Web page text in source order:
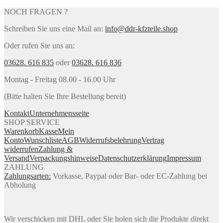
NOCH FRAGEN ?
Schreiben Sie uns eine Mail an: info@ddr-kfzteile.shop
Oder rufen Sie uns an:
03628. 616 835 oder03628. 616 836
Montag - Freitag 08.00 - 16.00 Uhr
(Bitte halten Sie Ihre Bestellung bereit)
KontaktUnternehmensseite
SHOP SERVICE
WarenkorbKasseMein
KontoWunschlisteAGBWiderrufsbelehrungVertrag
widerrufenZahlung &
VersandVerpackungshinweiseDatenschutzerklärungImpressum
ZAHLUNG
Zahlungsarten: Vorkasse, Paypal oder Bar- oder EC-Zahlung bei
Abholung
Wir verschicken mit DHL oder Sie holen sich die Produkte direkt